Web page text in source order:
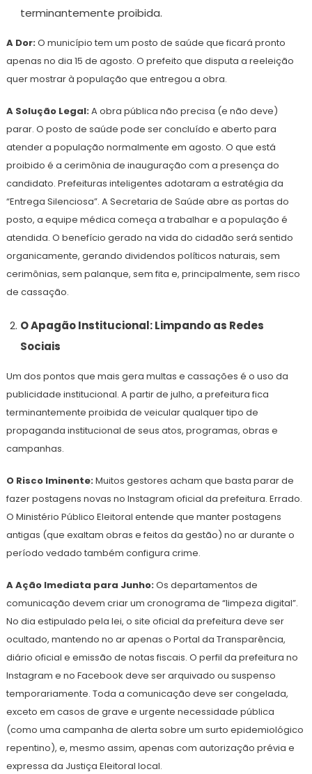
terminantemente proibida.
A Dor:O município tem um posto de saúde que ficará pronto
apenas no dia 15 de agosto. O prefeito que disputa a reeleição
quer mostrar à população que entregou a obra.
A Solução Legal:A obra pública não precisa (e não deve)
parar. O posto de saúde pode ser concluído e aberto para
atender a população normalmente em agosto. O que está
proibido é a cerimônia de inauguração com a presença do
candidato. Prefeituras inteligentes adotaram a estratégia da
“Entrega Silenciosa”. A Secretaria de Saúde abre as portas do
posto, a equipe médica começa a trabalhar e a população é
atendida. O benefício gerado na vida do cidadão será sentido
organicamente, gerando dividendos políticos naturais, sem
cerimônias, sem palanque, sem fita e, principalmente, sem risco
de cassação.
O Apagão Institucional: Limpando as Redes
Sociais
Um dos pontos que mais gera multas e cassações é o uso da
publicidade institucional. A partir de julho, a prefeitura fica
terminantemente proibida de veicular qualquer tipo de
propaganda institucional de seus atos, programas, obras e
campanhas.
O Risco Iminente:Muitos gestores acham que basta parar de
fazer postagens novas no Instagram oficial da prefeitura. Errado.
O Ministério Público Eleitoral entende que manter postagens
antigas (que exaltam obras e feitos da gestão) no ar durante o
período vedado também configura crime.
A Ação Imediata para Junho:Os departamentos de
comunicação devem criar um cronograma de “limpeza digital”.
No dia estipulado pela lei, o site oficial da prefeitura deve ser
ocultado, mantendo no ar apenas o Portal da Transparência,
diário oficial e emissão de notas fiscais. O perfil da prefeitura no
Instagram e no Facebook deve ser arquivado ou suspenso
temporariamente. Toda a comunicação deve ser congelada,
exceto em casos de grave e urgente necessidade pública
(como uma campanha de alerta sobre um surto epidemiológico
repentino), e, mesmo assim, apenas com autorização prévia e
expressa da Justiça Eleitoral local.